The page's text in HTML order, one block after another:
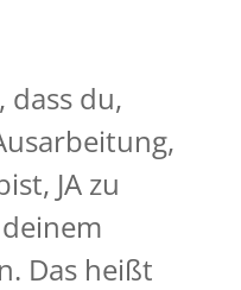
dass du,
JA zu
Das heißt